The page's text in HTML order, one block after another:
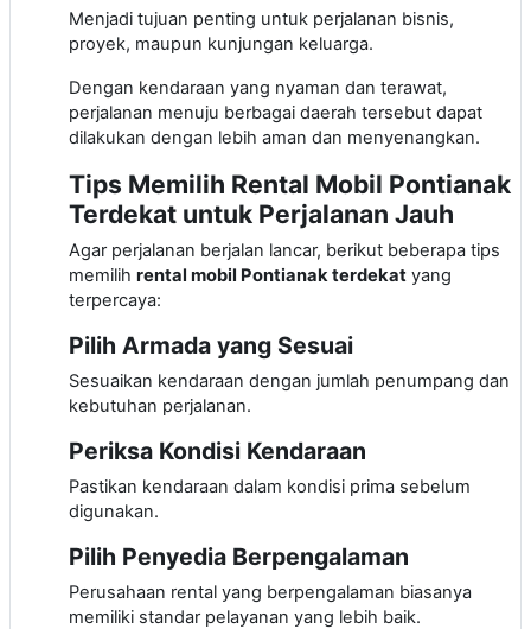
Menjadi tujuan penting untuk perjalanan bisnis,
proyek, maupun kunjungan keluarga.
Dengan kendaraan yang nyaman dan terawat,
perjalanan menuju berbagai daerah tersebut dapat
dilakukan dengan lebih aman dan menyenangkan.
Tips Memilih Rental Mobil Pontianak
Terdekat untuk Perjalanan Jauh
Agar perjalanan berjalan lancar, berikut beberapa tips
memilih rental mobil Pontianak terdekat yang
terpercaya:
Pilih Armada yang Sesuai
Sesuaikan kendaraan dengan jumlah penumpang dan
kebutuhan perjalanan.
Periksa Kondisi Kendaraan
Pastikan kendaraan dalam kondisi prima sebelum
digunakan.
Pilih Penyedia Berpengalaman
Perusahaan rental yang berpengalaman biasanya
memiliki standar pelayanan yang lebih baik.